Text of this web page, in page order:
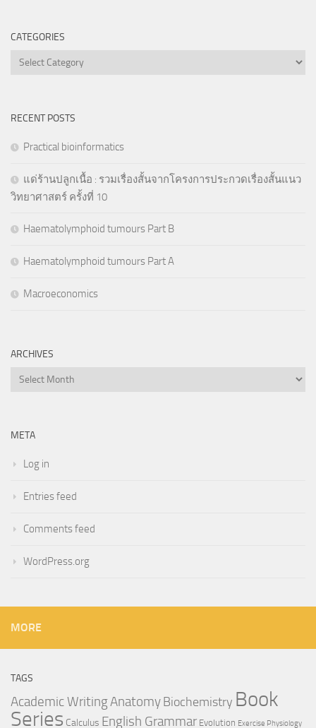
CATEGORIES
Categories
RECENT POSTS
Practical bioinformatics
แด่ร้านปลูกเนื้อ : รวมเรื่องสั้นจากโครงการประกวดเรื่องสั้นแนว
วิทยาศาสตร์ ครั้งที่ 10
Haematolymphoid tumours Part B
Haematolymphoid tumours Part A
Macroeconomics
ARCHIVES
Archives
META
Log in
Entries feed
Comments feed
WordPress.org
MORE
TAGS
Academic WritingAnatomy Biochemistry Book
Series Calculus English Grammar Evolution Exercise Physiology